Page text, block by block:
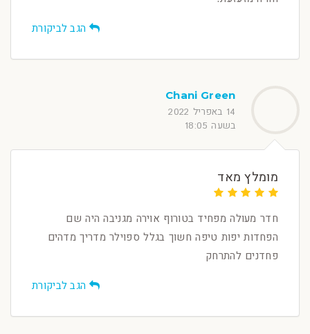
הגב לביקורת
Chani Green
14 באפריל 2022
בשעה 18:05
מומלץ מאד
חדר מעולה מפחיד בטורוף אוירה מגניבה היה שם
הפחדות יפות טיפה חשוך בגלל ספוילר מדריך מדהים
פחדנים להתרחק
הגב לביקורת